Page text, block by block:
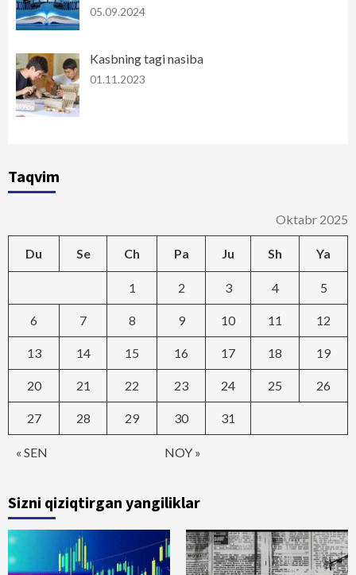
05.09.2024
Kasbning tagi nasiba
01.11.2023
Taqvim
Oktabr 2025
Du Se Ch Pa Ju Sh Ya
« SEN NOY »
1 2 3 4 5
6 7 8 9 10 11 12
13 14 15 16 17 18 19
20 21 22 23 24 25 26
27 28 29 30 31
Sizni qiziqtirgan yangiliklar